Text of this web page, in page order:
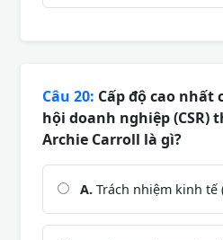
Câu 20: Cấp độ cao nhất
hội doanh nghiệp (CSR)
Archie Carroll là gì?
A. Trách nhiệm kinh tế